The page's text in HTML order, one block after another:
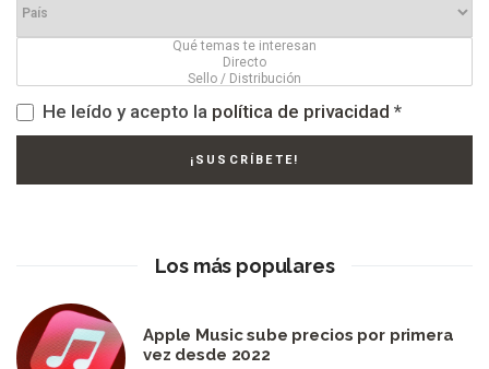
He leído y acepto la política de privacidad *
Los más populares
Apple Music sube precios por primera
vez desde 2022